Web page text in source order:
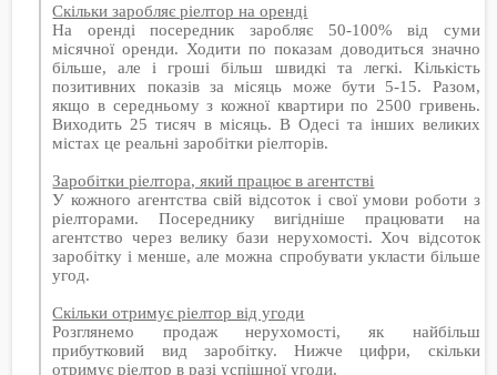
Скільки заробляє ріелтор на оренді
На оренді посередник заробляє 50-100% від суми
місячної оренди. Ходити по показам доводиться значно
більше, але і гроші більш швидкі та легкі. Кількість
позитивних показів за місяць може бути 5-15. Разом,
якщо в середньому з кожної квартири по 2500 гривень.
Виходить 25 тисяч в місяць. В Одесі та інших великих
містах це реальні заробітки ріелторів.
Заробітки ріелтора, який працює в агентстві
У кожного агентства свій відсоток і свої умови роботи з
ріелторами. Посереднику вигідніше працювати на
агентство через велику бази нерухомості. Хоч відсоток
заробітку і менше, але можна спробувати укласти більше
угод.
Скільки отримує ріелтор від угоди
Розглянемо продаж нерухомості, як найбільш
прибутковий вид заробітку. Нижче цифри, скільки
отримує ріелтор в разі успішної угоди.